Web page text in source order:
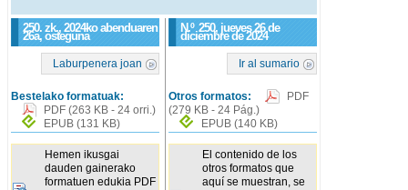
250. zk., 2024ko abenduaren
26a, osteguna
N.º250, jueves 26 de
diciembre de 2024
Laburpenera joan
Bestelako formatuak:
PDF (263 KB - 24 orri.)
EPUB (131 KB)
Hemen ikusgai
dauden gainerako
formatuen edukia PDF
Ir al sumario
Otros formatos:
PDF
(279 KB - 24 Pág.)
EPUB(140 KB)
El contenido de los
otros formatos que
aquí se muestran, se